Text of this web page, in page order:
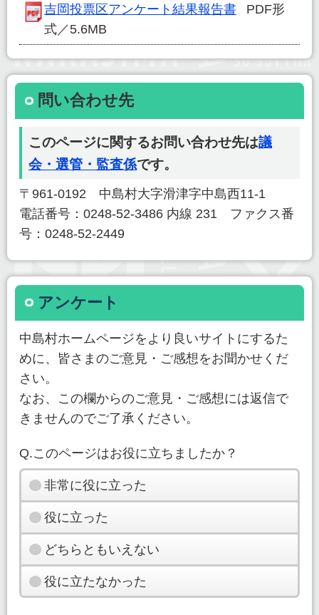
吉岡投票区アンケート結果報告書
PDF形
式／5.6MB
問い合わせ先
このページに関するお問い合わせ先は議
会・選管・監査係です。
〒961-0192 中島村大字滑津字中島西11-1
電話番号：0248-52-3486 内線 231 ファクス番
号：0248-52-2449
アンケート
中島村ホームページをより良いサイトにするた
めに、皆さまのご意見・ご感想をお聞かせくだ
さい。
なお、この欄からのご意見・ご感想には返信で
きませんのでご了承ください。
Q.このページはお役に立ちましたか？
非常に役に立った
役に立った
どちらともいえない
役に立たなかった